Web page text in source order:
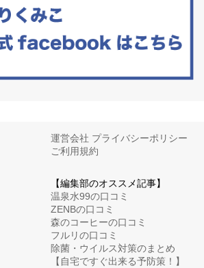
運営会社 プライバシーポリシー
ご利用規約
【編集部のオススメ記事】
温泉水99の口コミ
ZENBの口コミ
森のコーヒーの口コミ
フルリの口コミ
除菌・ウイルス対策のまとめ
【自宅ですぐ出来る予防策！】